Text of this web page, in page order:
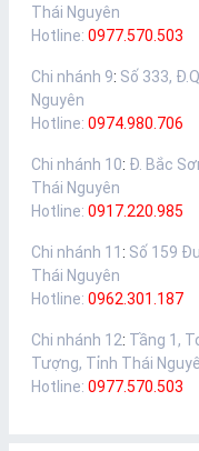
Thái Nguyên
Hotline: 0977.570.503
Chi nhánh 9: Số 333,
Nguyên
Hotline: 0974.980.706
Chi nhánh 10: Đ. Bắc
Thái Nguyên
Hotline: 0917.220.985
Chi nhánh 11: Số 159
Thái Nguyên
Hotline: 0962.301.187
Chi nhánh 12: Tầng 1,
Tượng, Tỉnh Thái
Hotline: 0977.570.503